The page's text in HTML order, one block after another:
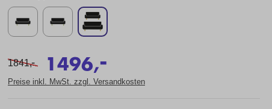
1841,- 1496,
-
Preise inkl. MwSt. zzgl. Versandkosten